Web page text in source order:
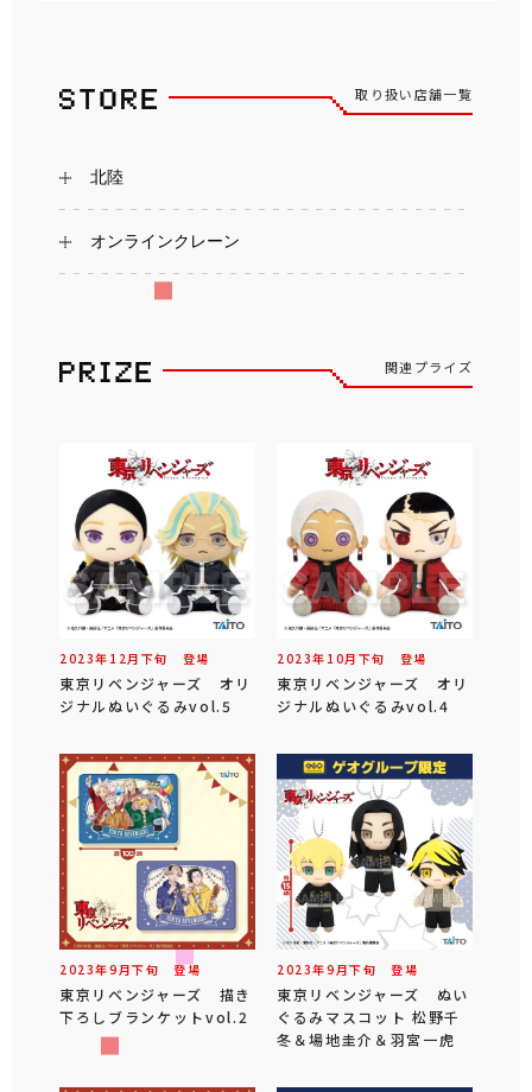
取り扱い店舗一覧
北陸
オンラインクレーン
関連プライズ
2023年 12 月 下旬 登場
東京リベンジャーズ オリ
ジナルぬいぐるみvol.5
2023年 10月 下旬 登場
東京リベンジャーズ オリ
ジナルぬいぐるみvol.4
2023年9 月下旬 登場
東京リベンジャーズ 描き
下ろしブランケットvol.2
2023年9 月下旬 登場
東京リベンジャーズ ぬい
ぐるみマスコット 松野千
冬＆場地圭介＆羽宮一虎